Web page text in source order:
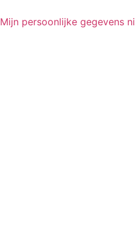
Mijn persoonlijke gegevens